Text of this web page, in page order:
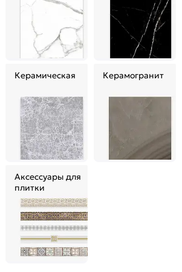
Керамическая Керамогранит
Аксессуары для
плитки